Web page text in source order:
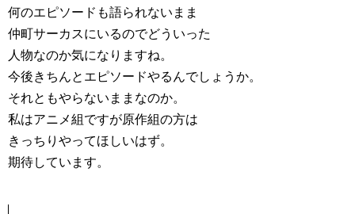
何のエピソードも語られないまま
仲町サーカスにいるのでどういった
人物なのか気になりますね。
今後きちんとエピソードやるんでしょうか。
それともやらないままなのか。
私はアニメ組ですが原作組の方は
きっちりやってほしいはず。
期待しています。